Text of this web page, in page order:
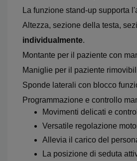
La funzione stand-up supporta
Altezza, sezione della testa,
individualmente.
Montante per il paziente con
Maniglie per il paziente
Sponde laterali con blocco
Programmazione e controllo
Movimenti delicati e
Versatile regolazione
Allevia il carico del
La posizione di seduta